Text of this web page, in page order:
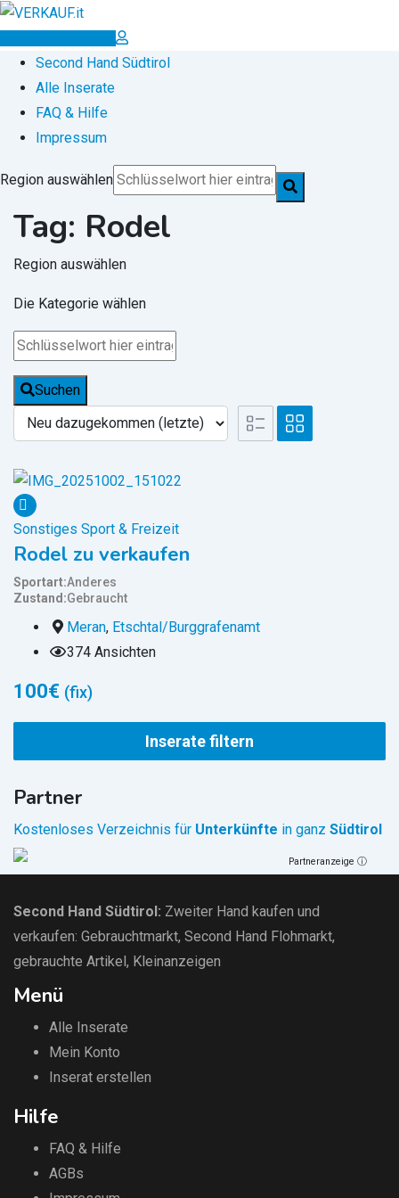
Zum
Inhalt
springen
Inserat erstellen
Second Hand Südtirol
Alle Inserate
FAQ & Hilfe
Impressum
Region auswählen
Tag: Rodel
Region auswählen
Die Kategorie wählen
Suchen
Sonstiges Sport & Freizeit
Rodel zu verkaufen
Sportart Anderes
Zustand Gebraucht
Meran, Etschtal/Burggrafenamt
374 Ansichten
100€ (fix)
Inserate filtern
Partner
Kostenloses Verzeichnis für Unterkünfte in ganz Südtirol
Partneranzeige ⓘ
Second Hand Südtirol: Zweiter Hand kaufen und
verkaufen: Gebrauchtmarkt, Second Hand Flohmarkt,
gebrauchte Artikel, Kleinanzeigen
Menü
Alle Inserate
Mein Konto
Inserat erstellen
Hilfe
FAQ & Hilfe
AGBs